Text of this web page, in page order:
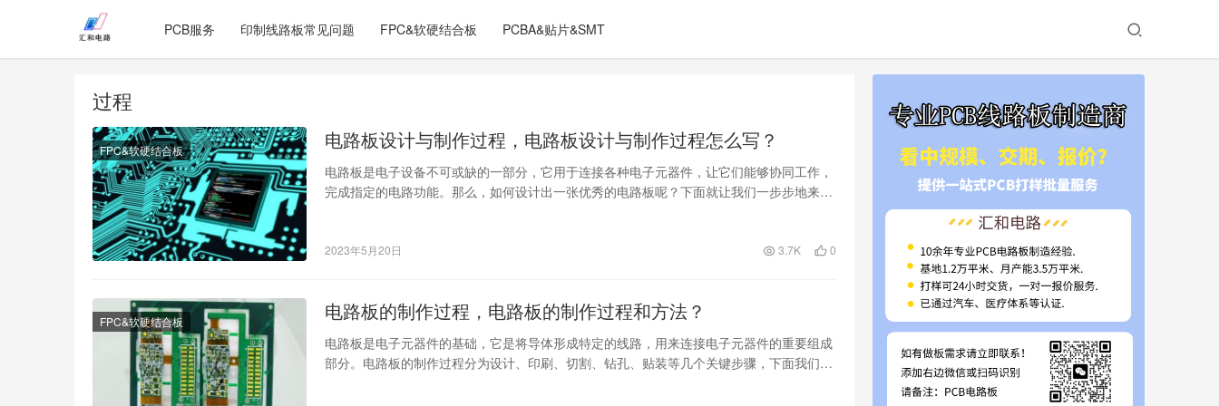
PCB服务 印制线路板常见问题 FPC&软硬结合板 PCBA&贴片&SMT
过程
FPC&软硬结合板 电路板设计与制作过程，电路板设计与制作过程怎么写？
电路板是电子设备不可或缺的一部分，它用于连接各种电子元器件，让它们能够协同工作，
完成指定的电路功能。那么，如何设计出一张优秀的电路板呢？下面就让我们一步步地来介
2023年5月20日 3.7K 0
FPC&软硬结合板 电路板的制作过程，电路板的制作过程和方法？
电路板是电子元器件的基础，它是将导体形成特定的线路，用来连接电子元器件的重要组成
部分。电路板的制作过程分为设计、印刷、切割、钻孔、贴装等几个关键步骤，下面我们将